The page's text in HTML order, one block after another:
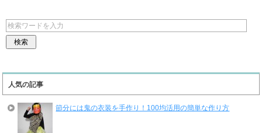
人気の記事
節分には鬼の衣装を手作り！100均活用の簡単な作り方